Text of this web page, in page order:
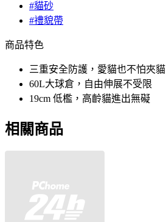
#貓砂
#禮貌帶
商品特色
三重安全防護，愛貓也不怕夾貓
60L大球倉，自由伸展不受限
19cm 低檻，高齡貓進出無礙
相關商品